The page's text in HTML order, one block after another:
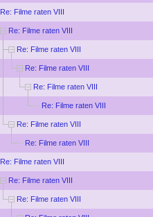
Re: Filme raten VIII
Re: Filme raten VIII
Re: Filme raten VIII
Re: Filme raten VIII
Re: Filme raten VIII
Re: Filme raten VIII
Re: Filme raten VIII
Re: Filme raten VIII
Re: Filme raten VIII
Re: Filme raten VIII
Re: Filme raten VIII